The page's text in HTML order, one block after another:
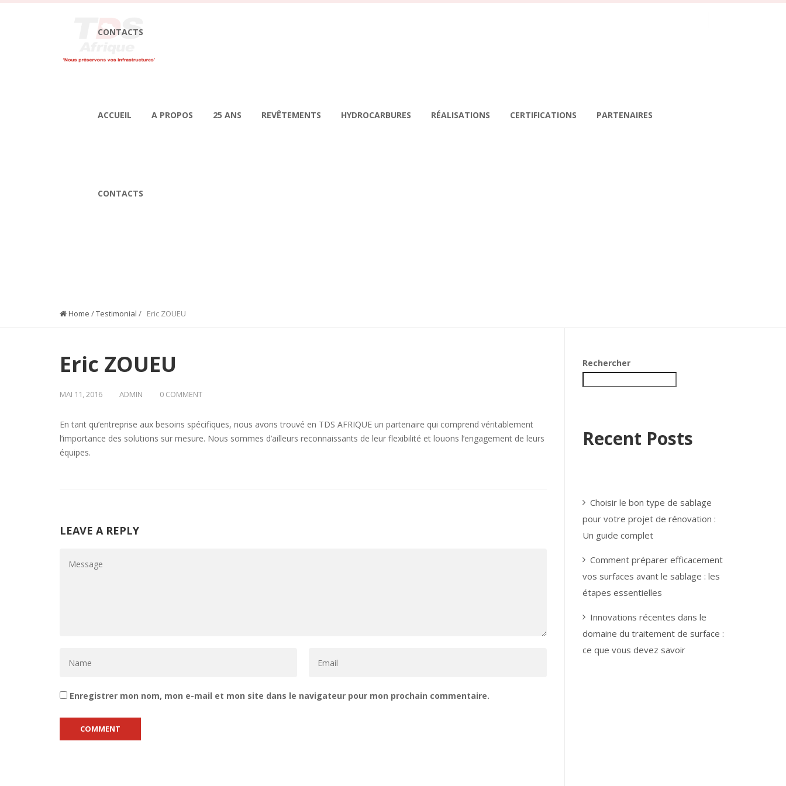
CONTACTS
ACCUEIL A PROPOS 25 ANS REVÊTEMENTS HYDROCARBURES RÉALISATIONS CERTIFICATIONS PARTENAIRES
CONTACTS
Home /Testimonial / Eric ZOUEU
Eric ZOUEU
MAI 11, 2016 ADMIN 0 COMMENT
En tant qu’entreprise aux besoins spécifiques, nous avons trouvé en TDS AFRIQUE un partenaire qui comprend véritablement
l’importance des solutions sur mesure. Nous sommes d’ailleurs reconnaissants de leur flexibilité et louons l’engagement de leurs
équipes.
LEAVE A REPLY
Enregistrer mon nom, mon e-mail et mon site dans le navigateur pour mon prochain commentaire.
Rechercher
Recent Posts
Choisir le bon type de sablage
pour votre projet de rénovation :
Un guide complet
Comment préparer efficacement
vos surfaces avant le sablage : les
étapes essentielles
Innovations récentes dans le
domaine du traitement de surface :
ce que vous devez savoir